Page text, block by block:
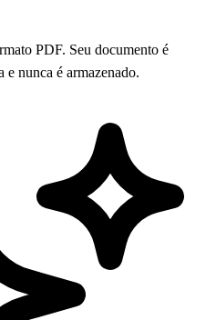
PDF. Seu documento é
e nunca é armazenado.